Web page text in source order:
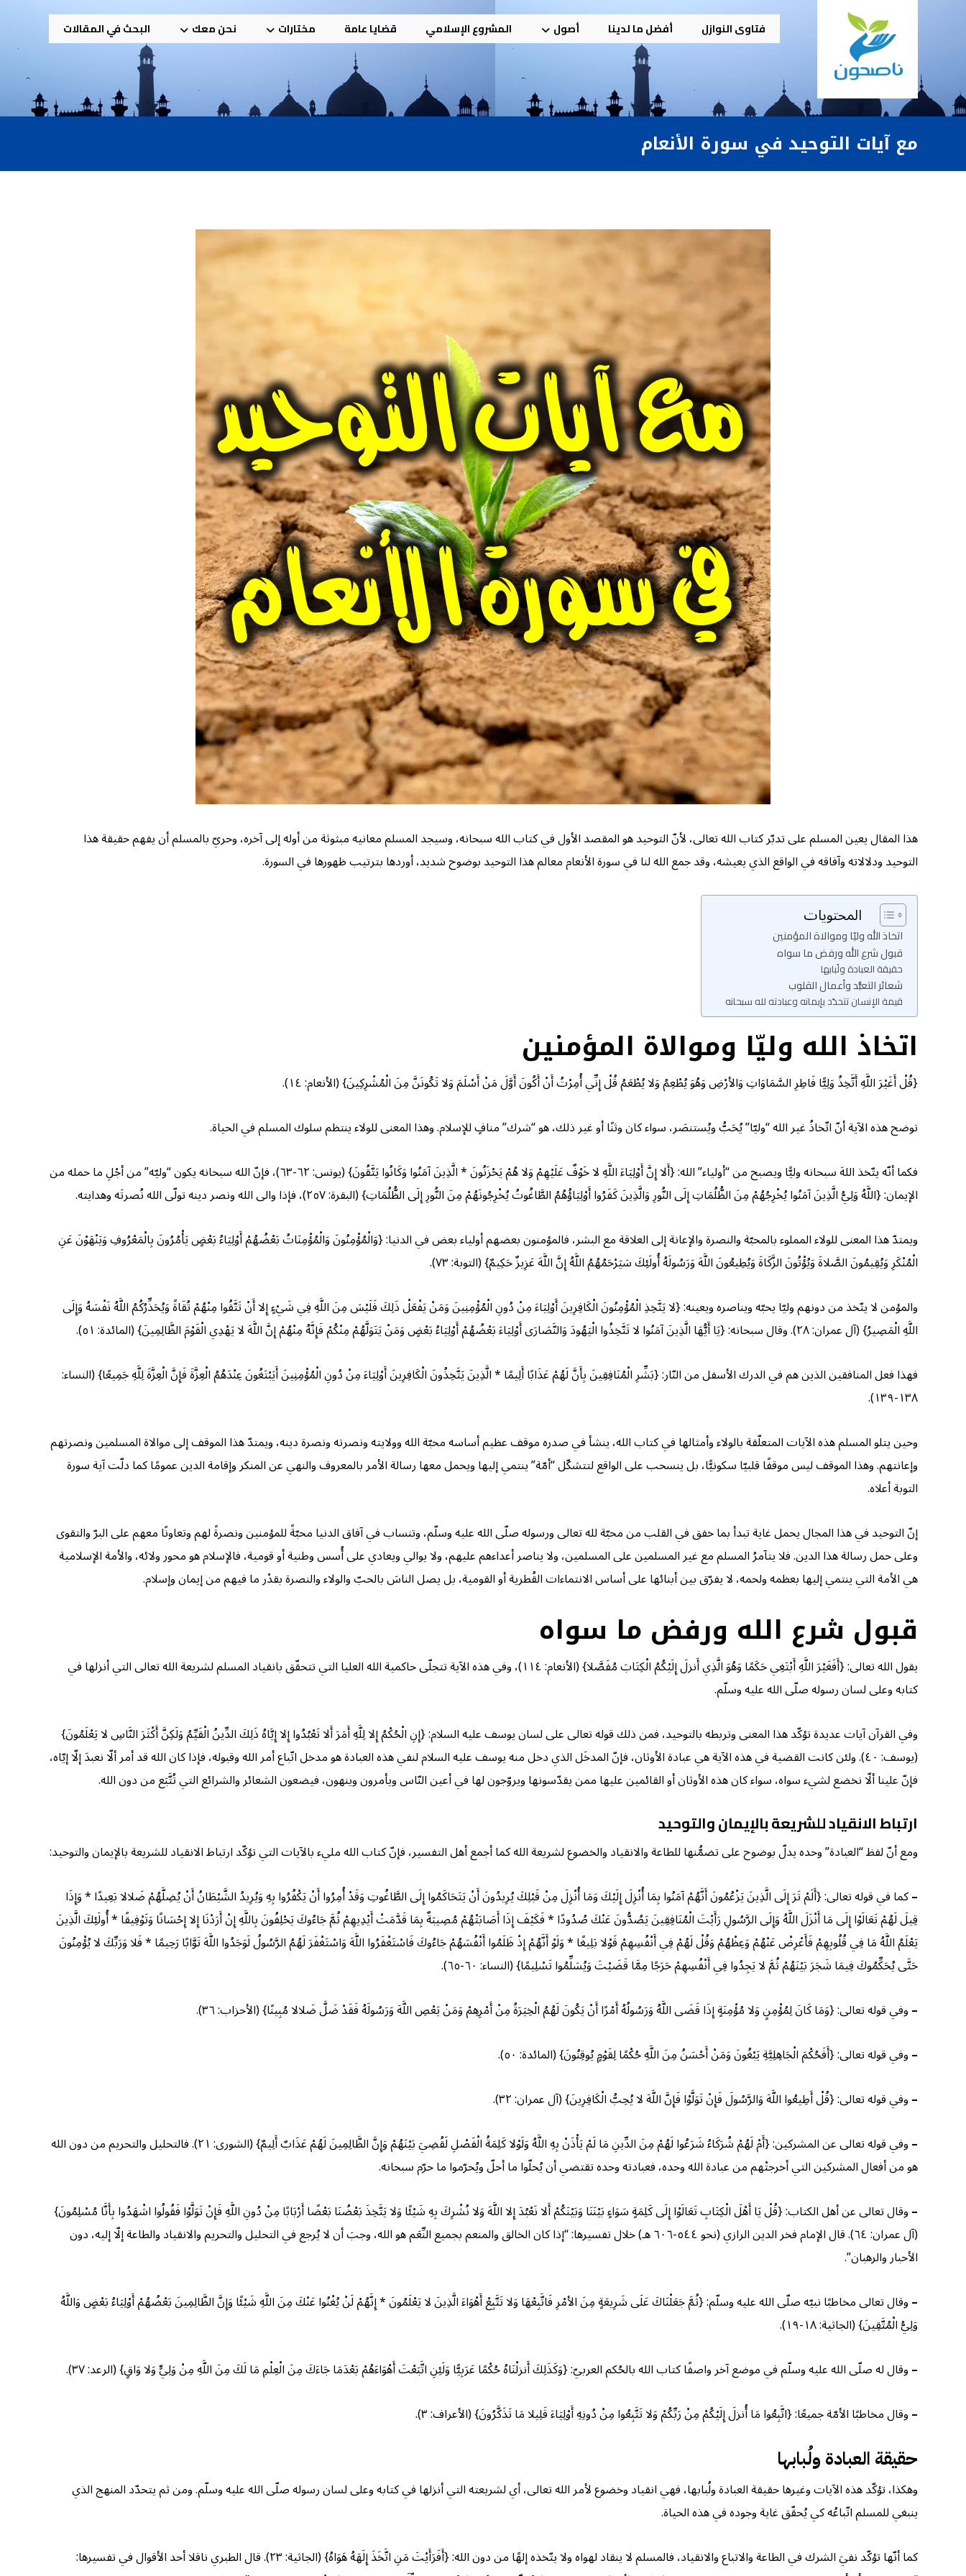
فتاوى النوازل أفضل ما لدينا أصول المشروع الإسلامي قضايا عامة مختارات نحن معك البحث في المقالات
مع آيات التوحيد في سورة الأنعام
هذا المقال يعين المسلم على تدبّر كتاب الله تعالى، لأنّ التوحيد هو المقصد الأول في كتاب الله سبحانه، وسيجد المسلم معانيه مبثوثة من أوله إلى آخره، وحريّ بالمسلم أن يفهم حقيقة هذا
التوحيد ودلالاته وآفاقه في الواقع الذي يعيشه، وقد جمع الله لنا في سورة الأنعام معالم هذا التوحيد بوضوح شديد، أوردها بترتيب ظهورها في السورة.
المحتويات
اتخاذ الله وليّا وموالاة المؤمنين
قبول شرع الله ورفض ما سواه
حقيقة العبادة ولُبابها
شعائر التعبُّد وأعمال القلوب
قيمة الإنسان تتحدّد بإيمانه وعبادته لله سبحانه
اتخاذ الله وليّا وموالاة المؤمنين
{قُلْ أَغَيْرَ اللَّهِ أَتَّخِذُ وَلِيًّا فَاطِرِ السَّمَاوَاتِ وَالأرْضِ وَهُوَ يُطْعِمُ وَلا يُطْعَمُ قُلْ إِنِّي أُمِرْتُ أَنْ أَكُونَ أَوَّلَ مَنْ أَسْلَمَ وَلا تَكُونَنَّ مِنَ الْمُشْرِكِينَ} (الأنعام: ١٤).
توضح هذه الآية أنّ اتّخاذُ غير الله “وليّا” يُحَبُّ ويُستنصَر، سواء كان وثنًا أو غير ذلك، هو “شرك” منافٍ للإسلام. وهذا المعنى للولاء ينتظم سلوك المسلم في الحياة.
فكما أنّه يتّخذ اللهَ سبحانه وليًّا ويصبح من “أولياء” الله: {أَلا إِنَّ أَوْلِيَاءَ اللَّهِ لا خَوْفٌ عَلَيْهِمْ وَلا هُمْ يَحْزَنُونَ * الَّذِينَ آمَنُوا وَكَانُوا يَتَّقُونَ} (يونس: ٦٢-٦٣)، فإنّ الله سبحانه يكون “وليّه” من أجْلِ ما حمله من
الإيمان: {اللَّهُ وَلِيُّ الَّذِينَ آمَنُوا يُخْرِجُهُمْ مِنَ الظُّلُمَاتِ إِلَى النُّورِ وَالَّذِينَ كَفَرُوا أَوْلِيَاؤُهُمُ الطَّاغُوتُ يُخْرِجُونَهُمْ مِنَ النُّورِ إِلَى الظُّلُمَاتِ} (البقرة: ٢٥٧)، فإذا والى الله ونصر دينه تولّى الله نُصرتَه وهدايته.
ويمتدّ هذا المعنى للولاء المملوء بالمحبّة والنصرة والإعانة إلى العلاقة مع البشر، فالمؤمنون بعضهم أولياء بعض في الدنيا: {وَالْمُؤْمِنُونَ وَالْمُؤْمِنَاتُ بَعْضُهُمْ أَوْلِيَاءُ بَعْضٍ يَأْمُرُونَ بِالْمَعْرُوفِ وَيَنْهَوْنَ عَنِ
الْمُنْكَرِ وَيُقِيمُونَ الصَّلاةَ وَيُؤْتُونَ الزَّكَاةَ وَيُطِيعُونَ اللَّهَ وَرَسُولَهُ أُولَئِكَ سَيَرْحَمُهُمُ اللَّهُ إِنَّ اللَّهَ عَزِيزٌ حَكِيمٌ} (التوبة: ٧٣).
والمؤمن لا يتّخذ من دونهم وليّا يحبّه ويناصره ويعينه: {لا يَتَّخِذِ الْمُؤْمِنُونَ الْكَافِرِينَ أَوْلِيَاءَ مِنْ دُونِ الْمُؤْمِنِينَ وَمَنْ يَفْعَلْ ذَلِكَ فَلَيْسَ مِنَ اللَّهِ فِي شَيْءٍ إِلا أَنْ تَتَّقُوا مِنْهُمْ تُقَاةً وَيُحَذِّرُكُمُ اللَّهُ نَفْسَهُ وَإِلَى
اللَّهِ الْمَصِيرُ} (آل عمران: ٢٨). وقال سبحانه: {يَا أَيُّهَا الَّذِينَ آمَنُوا لا تَتَّخِذُوا الْيَهُودَ وَالنَّصَارَى أَوْلِيَاءَ بَعْضُهُمْ أَوْلِيَاءُ بَعْضٍ وَمَنْ يَتَوَلَّهُمْ مِنْكُمْ فَإِنَّهُ مِنْهُمْ إِنَّ اللَّهَ لا يَهْدِي الْقَوْمَ الظَّالِمِينَ} (المائدة: ٥١).
فهذا فعل المنافقين الذين هم في الدرك الأسفل من النّار: {بَشِّرِ الْمُنَافِقِينَ بِأَنَّ لَهُمْ عَذَابًا أَلِيمًا * الَّذِينَ يَتَّخِذُونَ الْكَافِرِينَ أَوْلِيَاءَ مِنْ دُونِ الْمُؤْمِنِينَ أَيَبْتَغُونَ عِنْدَهُمُ الْعِزَّةَ فَإِنَّ الْعِزَّةَ لِلَّهِ جَمِيعًا} (النساء:
١٣٨-١٣٩).
وحين يتلو المسلم هذه الآيات المتعلّقة بالولاء وأمثالها في كتاب الله، ينشأ في صدره موقف عظيم أساسه محبّة الله وولايته ونصرته ونصرة دينه، ويمتدّ هذا الموقف إلى موالاة المسلمين ونصرتهم
وإعانتهم. وهذا الموقف ليس موقفًا قلبيّا سكونيًّا، بل ينسحب على الواقع لتتشكّل “أمّة” ينتمي إليها ويحمل معها رسالة الأمر بالمعروف والنهي عن المنكر وإقامة الدين عمومًا كما دلّت آية سورة
التوبة أعلاه.
إنّ التوحيد في هذا المجال يحمل غاية تبدأ بما خفق في القلب من محبّة لله تعالى ورسوله صلّى الله عليه وسلّم، وتنساب في آفاق الدنيا محبّةً للمؤمنين ونصرةً لهم وتعاونًا معهم على البرّ والتقوى
وعلى حمل رسالة هذا الدين. فلا يتآمرُ المسلم مع غير المسلمين على المسلمين، ولا يناصر أعداءهم عليهم، ولا يوالي ويعادي على أُسس وطنية أو قومية، فالإسلام هو محور ولائه، والأمة الإسلامية
هي الأمة التي ينتمي إليها بعظمه ولحمه، لا يفرّق بين أبنائها على أساس الانتماءات القُطرية أو القومية، بل يصل الناسَ بالحبّ والولاء والنصرة بقدْر ما فيهم من إيمان وإسلام.
قبول شرع الله ورفض ما سواه
يقول الله تعالى: {أَفَغَيْرَ اللَّهِ أَبْتَغِي حَكَمًا وَهُوَ الَّذِي أَنزلَ إِلَيْكُمُ الْكِتَابَ مُفَصَّلا} (الأنعام: ١١٤)، وفي هذه الآية تتجلّى حاكمية الله العليا التي تتحقّق بانقياد المسلم لشريعة الله تعالى التي أنزلها في
كتابه وعلى لسان رسوله صلّى الله عليه وسلّم.
وفي القرآن آيات عديدة تؤكّد هذا المعنى وتربطه بالتوحيد، فمن ذلك قوله تعالى على لسان يوسف عليه السلام: {إِنِ الْحُكْمُ إِلا لِلَّهِ أَمَرَ أَلا تَعْبُدُوا إِلا إِيَّاهُ ذَلِكَ الدِّينُ الْقَيِّمُ وَلَكِنَّ أَكْثَرَ النَّاسِ لا يَعْلَمُونَ}
(يوسف: ٤٠). ولئن كانت القضية في هذه الآية هي عبادة الأوثان، فإنّ المدخَل الذي دخل منه يوسف عليه السلام لنفي هذه العبادة هو مدخل اتّباع أمر الله وقبوله، فإذا كان الله قد أمر ألّا نعبدَ إلّا إيّاه،
فإنّ علينا ألّا نخضع لشيء سواه، سواء كان هذه الأوثان أو القائمين عليها ممن يقدّسونها ويروّجون لها في أعين النّاس ويأمرون وينهون، فيضعون الشعائر والشرائع التي تُتَّبَع من دون الله.
ارتباط الانقياد للشريعة بالإيمان والتوحيد
ومع أنّ لفظ “العبادة” وحده يدلّ بوضوح على تضمُّنها للطاعة والانقياد والخضوع لشريعة الله كما أجمع أهل التفسير، فإنّ كتاب الله مليء بالآيات التي تؤكّد ارتباط الانقياد للشريعة بالإيمان والتوحيد:
–كما في قوله تعالى: {أَلَمْ تَرَ إِلَى الَّذِينَ يَزْعُمُونَ أَنَّهُمْ آمَنُوا بِمَا أُنْزِلَ إِلَيْكَ وَمَا أُنْزِلَ مِنْ قَبْلِكَ يُرِيدُونَ أَنْ يَتَحَاكَمُوا إِلَى الطَّاغُوتِ وَقَدْ أُمِرُوا أَنْ يَكْفُرُوا بِهِ وَيُرِيدُ الشَّيْطَانُ أَنْ يُضِلَّهُمْ ضَلالا بَعِيدًا * وَإِذَا
قِيلَ لَهُمْ تَعَالَوْا إِلَى مَا أَنْزَلَ اللَّهُ وَإِلَى الرَّسُولِ رَأَيْتَ الْمُنَافِقِينَ يَصُدُّونَ عَنْكَ صُدُودًا * فَكَيْفَ إِذَا أَصَابَتْهُمْ مُصِيبَةٌ بِمَا قَدَّمَتْ أَيْدِيهِمْ ثُمَّ جَاءُوكَ يَحْلِفُونَ بِاللَّهِ إِنْ أَرَدْنَا إِلا إِحْسَانًا وَتَوْفِيقًا * أُولَئِكَ الَّذِينَ
يَعْلَمُ اللَّهُ مَا فِي قُلُوبِهِمْ فَأَعْرِضْ عَنْهُمْ وَعِظْهُمْ وَقُلْ لَهُمْ فِي أَنْفُسِهِمْ قَوْلا بَلِيغًا * وَلَوْ أَنَّهُمْ إِذْ ظَلَمُوا أَنْفُسَهُمْ جَاءُوكَ فَاسْتَغْفَرُوا اللَّهَ وَاسْتَغْفَرَ لَهُمُ الرَّسُولُ لَوَجَدُوا اللَّهَ تَوَّابًا رَحِيمًا * فَلا وَرَبِّكَ لا يُؤْمِنُونَ
حَتَّى يُحَكِّمُوكَ فِيمَا شَجَرَ بَيْنَهُمْ ثُمَّ لا يَجِدُوا فِي أَنْفُسِهِمْ حَرَجًا مِمَّا قَضَيْتَ وَيُسَلِّمُوا تَسْلِيمًا} (النساء: ٦٠-٦٥).
–وفي قوله تعالى: {وَمَا كَانَ لِمُؤْمِنٍ وَلا مُؤْمِنَةٍ إِذَا قَضَى اللَّهُ وَرَسُولُهُ أَمْرًا أَنْ يَكُونَ لَهُمُ الْخِيَرَةُ مِنْ أَمْرِهِمْ وَمَنْ يَعْصِ اللَّهَ وَرَسُولَهُ فَقَدْ ضَلَّ ضَلالا مُبِينًا} (الأحزاب: ٣٦).
–وفي قوله تعالى: {أَفَحُكْمَ الْجَاهِلِيَّةِ يَبْغُونَ وَمَنْ أَحْسَنُ مِنَ اللَّهِ حُكْمًا لِقَوْمٍ يُوقِنُونَ} (المائدة: ٥٠).
–وفي قوله تعالى: {قُلْ أَطِيعُوا اللَّهَ وَالرَّسُولَ فَإِنْ تَوَلَّوْا فَإِنَّ اللَّهَ لا يُحِبُّ الْكَافِرِينَ} (آل عمران: ٣٢).
–
وفي قوله تعالى عن المشركين: {أَمْ لَهُمْ شُرَكَاءُ شَرَعُوا لَهُمْ مِنَ الدِّينِ مَا لَمْ يَأْذَنْ بِهِ اللَّهُ وَلَوْلا كَلِمَةُ الْفَصْلِ لَقُضِيَ بَيْنَهُمْ وَإِنَّ الظَّالِمِينَ لَهُمْ عَذَابٌ أَلِيمٌ} (الشورى: ٢١). فالتحليل والتحريم من دون الله
هو من أفعال المشركين التي أخرجتْهم من عبادة الله وحده، فعبادته وحده تقتضي أن يُحلّوا ما أحلّ ويُحرّموا ما حرّم سبحانه.
–وقال تعالى عن أهل الكتاب: {قُلْ يَا أَهْلَ الْكِتَابِ تَعَالَوْا إِلَى كَلِمَةٍ سَوَاءٍ بَيْنَنَا وَبَيْنَكُمْ أَلا نَعْبُدَ إِلا اللَّهَ وَلا نُشْرِكَ بِهِ شَيْئًا وَلا يَتَّخِذَ بَعْضُنَا بَعْضًا أَرْبَابًا مِنْ دُونِ اللَّهِ فَإِنْ تَوَلَّوْا فَقُولُوا اشْهَدُوا بِأَنَّا مُسْلِمُونَ}
(آل عمران: ٦٤). قال الإمام فخر الدين الرازي (نحو ٥٤٤-٦٠٦ هـ) خلال تفسيرها: “إذا كان الخالق والمنعم بجميع النِّعَم هو الله، وجبَ أن لا يُرجع في التحليل والتحريم والانقياد والطاعة إلّا إليه، دون
الأحبار والرهبان”.
–وقال تعالى مخاطبًا نبيّه صلّى الله عليه وسلّم: {ثُمَّ جَعَلْنَاكَ عَلَى شَرِيعَةٍ مِنَ الأمْرِ فَاتَّبِعْهَا وَلا تَتَّبِعْ أَهْوَاءَ الَّذِينَ لا يَعْلَمُونَ * إِنَّهُمْ لَنْ يُغْنُوا عَنْكَ مِنَ اللَّهِ شَيْئًا وَإِنَّ الظَّالِمِينَ بَعْضُهُمْ أَوْلِيَاءُ بَعْضٍ وَاللَّهُ
وَلِيُّ الْمُتَّقِينَ} (الجاثية: ١٨-١٩).
–وقال له صلّى الله عليه وسلّم في موضع آخر واصفًا كتاب الله بالحُكم العربيّ: {وَكَذَلِكَ أَنزلْنَاهُ حُكْمًا عَرَبِيًّا وَلَئِنِ اتَّبَعْتَ أَهْوَاءَهُمْ بَعْدَمَا جَاءَكَ مِنَ الْعِلْمِ مَا لَكَ مِنَ اللَّهِ مِنْ وَلِيٍّ وَلا وَاقٍ} (الرعد: ٣٧).
–وقال مخاطبًا الأمّة جميعًا: {اتَّبِعُوا مَا أُنزلَ إِلَيْكُمْ مِنْ رَبِّكُمْ وَلا تَتَّبِعُوا مِنْ دُونِهِ أَوْلِيَاءَ قَلِيلا مَا تَذَكَّرُونَ} (الأعراف: ٣).
حقيقة العبادة ولُبابها
وهكذا، تؤكّد هذه الآيات وغيرها حقيقة العبادة ولُبابها، فهي انقياد وخضوع لأمر الله تعالى، أي لشريعته التي أنزلها في كتابه وعلى لسان رسوله صلّى الله عليه وسلّم. ومن ثم يتحدّد المنهج الذي
ينبغي للمسلم اتّباعُه كي يُحقّق غاية وجوده في هذه الحياة.
كما أنّها تؤكّد نفيَ الشرك في الطاعة والاتباع والانقياد، فالمسلم لا ينقاد لهواه ولا يتّخذه إلهًا من دون الله: {أَفَرَأَيْتَ مَنِ اتَّخَذَ إِلَهَهُ هَوَاهُ} (الجاثية: ٢٣). قال الطبري ناقلا أحد الأقوال في تفسيرها: